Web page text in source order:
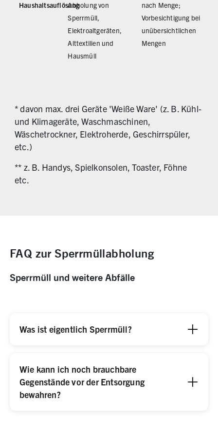
HaushaltsauflösungAbholung von
Sperrmüll,
Elektroaltgeräten,
Alttextilien und
Hausmüll
nach Menge;
Vorbesichtigung bei
unübersichtlichen
Mengen
* davon max. drei Geräte 'Weiße Ware' (z. B. Kühl-
und Klimageräte, Waschmaschinen,
Wäschetrockner, Elektroherde, Geschirrspüler,
etc.)
** z. B. Handys, Spielkonsolen, Toaster, Föhne
etc.
FAQ zur Sperrmüllabholung
Sperrmüll und weitere Abfälle
Was ist eigentlich Sperrmüll?
Wie kann ich noch brauchbare
Gegenstände vor der Entsorgung
bewahren?